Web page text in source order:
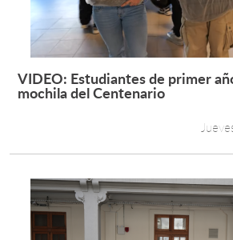
VIDEO: Estudiantes de primer
mochila del Centenario